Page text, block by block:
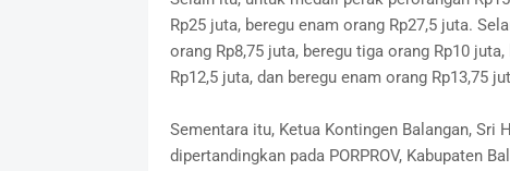
Rp25 juta, beregu enam orang Rp27,5 juta.
orang Rp8,75 juta, beregu tiga orang Rp10
Rp12,5 juta, dan beregu enam orang Rp13,75
Sementara itu, Ketua Kontingen Balangan,
dipertandingkan pada PORPROV, Kabupaten